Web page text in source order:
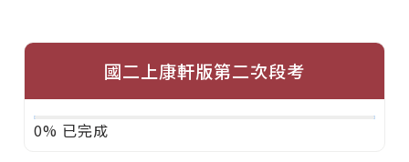
國二上康軒版第二次段考
0% 已完成